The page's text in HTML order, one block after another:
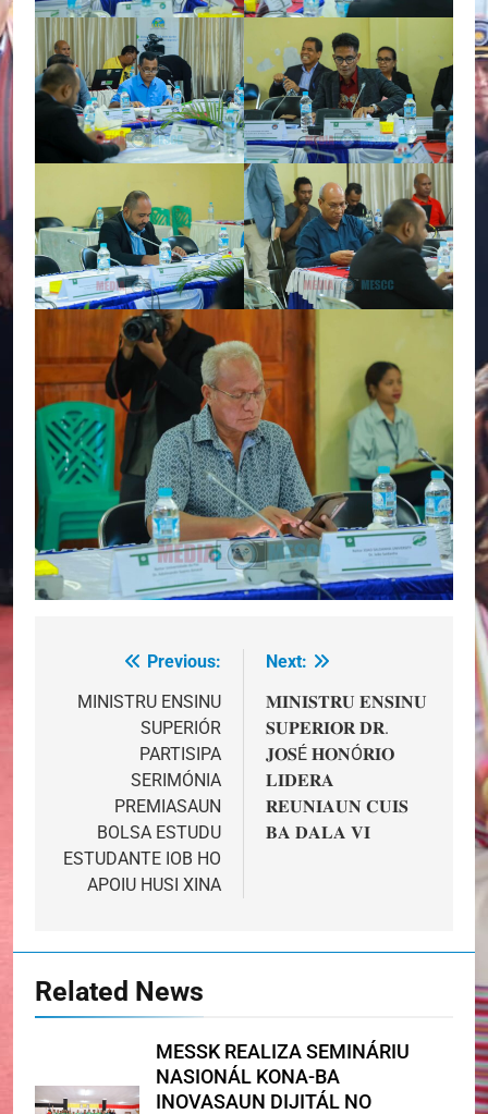
navigation
Previous:
MINISTRU ENSINU
SUPERIÓR
PARTISIPA
SERIMÓNIA
PREMIASAUN
BOLSA ESTUDU
ESTUDANTE IOB HO
APOIU HUSI XINA
Next:
𝐌𝐈𝐍𝐈𝐒𝐓𝐑𝐔 𝐄𝐍𝐒𝐈𝐍𝐔
𝐒𝐔𝐏𝐄𝐑𝐈𝐎𝐑 𝐃𝐑.
𝐉𝐎𝐒É 𝐇𝐎𝐍Ó𝐑𝐈𝐎
𝐋𝐈𝐃𝐄𝐑𝐀
𝐑𝐄𝐔𝐍𝐈𝐀𝐔𝐍 𝐂𝐔𝐈𝐒
𝐁𝐀 𝐃𝐀𝐋𝐀 𝐕𝐈
Related News
MESSK REALIZA SEMINÁRIU
NASIONÁL KONA-BA
INOVASAUN DIJITÁL NO